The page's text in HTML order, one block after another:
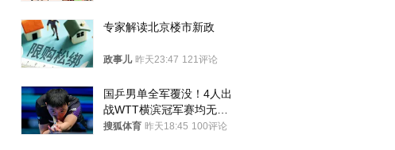
专家解读北京楼市新政
政事儿 昨天23:47 121评论
国乒男单全军覆没！4人出
战WTT横滨冠军赛均无缘
八强
搜狐体育 昨天18:45 100评论